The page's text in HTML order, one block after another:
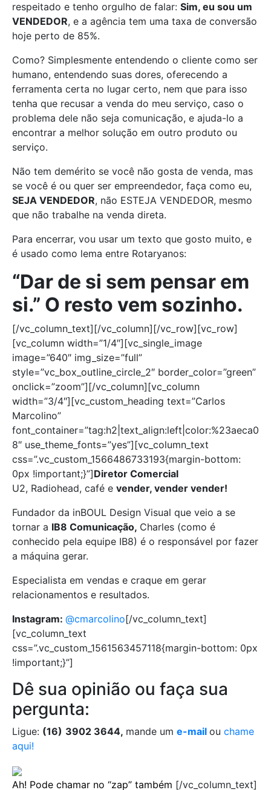
respeitado e tenho orgulho de falar: Sim, eu sou um
VENDEDOR, e a agência tem uma taxa de conversão
hoje perto de 85%.
Como? Simplesmente entendendo o cliente como ser
humano, entendendo suas dores, oferecendo a
ferramenta certa no lugar certo, nem que para isso
tenha que recusar a venda do meu serviço, caso o
problema dele não seja comunicação, e ajuda-lo a
encontrar a melhor solução em outro produto ou
serviço.
Não tem demérito se você não gosta de venda, mas
se você é ou quer ser empreendedor, faça como eu,
SEJA VENDEDOR, não ESTEJA VENDEDOR, mesmo
que não trabalhe na venda direta.
Para encerrar, vou usar um texto que gosto muito, e
é usado como lema entre Rotaryanos:
“Dar de si sem pensar em
si.” O resto vem sozinho.
[/vc_column_text][/vc_column][/vc_row][vc_row]
[vc_column width=”1/4″][vc_single_image
image=”640″ img_size=”full”
style=”vc_box_outline_circle_2″ border_color=”green”
onclick=”zoom”][/vc_column][vc_column
width=”3/4″][vc_custom_heading text=”Carlos
Marcolino”
font_container=”tag:h2|text_align:left|color:%23aeca0
8″ use_theme_fonts=”yes”][vc_column_text
css=”.vc_custom_1566486733193{margin-bottom:
0px !important;}”]Diretor Comercial
U2, Radiohead, café e vender, vender vender!
Fundador da inBOUL Design Visual que veio a se
tornar a IB8 Comunicação, Charles (como é
conhecido pela equipe IB8) é o responsável por fazer
a máquina gerar.
Especialista em vendas e craque em gerar
relacionamentos e resultados.
Instagram: @cmarcolino[/vc_column_text]
[vc_column_text
css=”.vc_custom_1561563457118{margin-bottom: 0px
!important;}”]
Dê sua opinião ou faça sua
pergunta:
Ligue: (16) 3902 3644, mande um e-mail ou chame
aqui!
Ah! Pode chamar no “zap” também [/vc_column_text]